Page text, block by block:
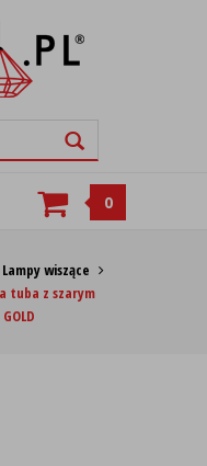
0
wiszące
tuba z szarym